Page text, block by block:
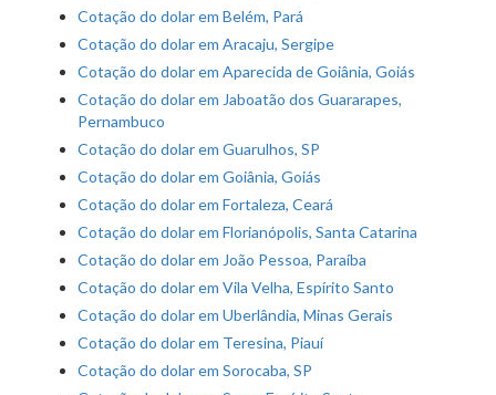
Cotação do dolar em Belém, Pará
Cotação do dolar em Aracaju, Sergipe
Cotação do dolar em Aparecida de Goiânia, Goiás
Cotação do dolar em Jaboatão dos Guararapes,
Pernambuco
Cotação do dolar em Guarulhos, SP
Cotação do dolar em Goiânia, Goiás
Cotação do dolar em Fortaleza, Ceará
Cotação do dolar em Florianópolis, Santa Catarina
Cotação do dolar em João Pessoa, Paraíba
Cotação do dolar em Vila Velha, Espírito Santo
Cotação do dolar em Uberlândia, Minas Gerais
Cotação do dolar em Teresina, Piauí
Cotação do dolar em Sorocaba, SP